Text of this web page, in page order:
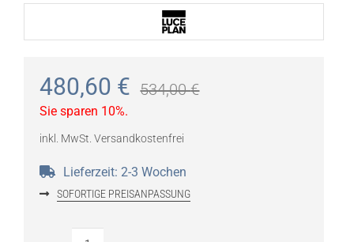
480,60 € 534,00€
Sie sparen 10%.
inkl. MwSt. Versandkostenfrei
Lieferzeit: 2-3 Wochen
SOFORTIGE PREISANPASSUNG